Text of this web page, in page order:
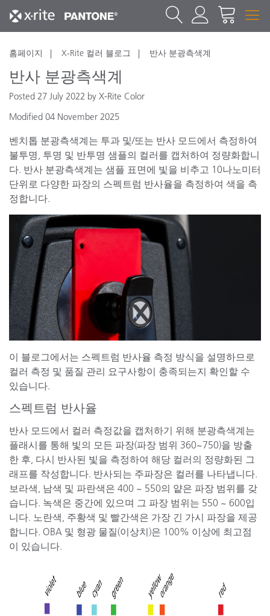
홈페이지 X-Rite 컬러 블로그 반사 분광측색계
반사 분광측색계
Posted 27 July 2022 by X-Rite Color
Modified 04 November 2025
벤치톱 분광측색계는 투과 및/또는 반사 모드에서 측정하여
불투명, 투명 및 반투명 샘플의 컬러를 캡처하여 정량화합니
다. 반사 분광측색계는 샘플 표면에 빛을 비추고 10나노미터
단위로 다양한 파장의 스펙트럼 반사율을 측정하여 색을 측
정합니다.
이 블로그에서는 스펙트럼 반사율 측정 방식을 설명하므로
컬러 측정 및 품질 관리 요구사항이 충족되는지 확인할 수
있습니다.
스펙트럼 반사율
반사 모드에서 컬러 측정값을 캡처하기 위해 분광측색계는
플래시를 통해 빛의 모든 파장(파장 범위 360~750)을 방출
한 후, 다시 반사된 빛을 측정하여 해당 컬러의 정량화된 그
래프를 작성합니다. 반사되는 주파장은 컬러를 나타냅니다.
보라색, 남색 및 파란색은 400 ~ 550의 얕은 파장 범위를 갖
습니다. 녹색은 중간에 있으며 그 파장 범위는 550 ~ 600입
니다. 노란색, 주황색 및 빨간색은 가장 긴 가시 파장을 제공
합니다. OBA 및 형광 물질(이상치)은 100% 이상에 최고점
이 있습니다.